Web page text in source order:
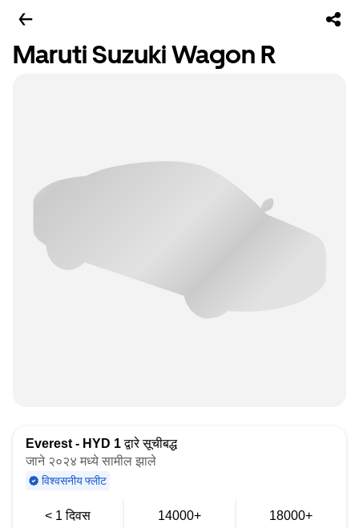
Maruti Suzuki Wagon R
Everest - HYD 1द्वारे सूचीबद्ध
जाने २०२४ मध्ये सामील झाले
विश्वसनीय फ्लीट
< 1 दिवस 14000+ 18000+